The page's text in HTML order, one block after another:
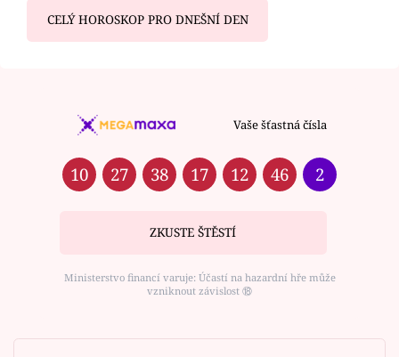
CELÝ HOROSKOP PRO DNEŠNÍ DEN
Vaše šťastná čísla
10 27 38 17 12 46 2
ZKUSTE ŠTĚSTÍ
Ministerstvo financí varuje: Účastí na hazardní hře může
vzniknout závislost ⑱